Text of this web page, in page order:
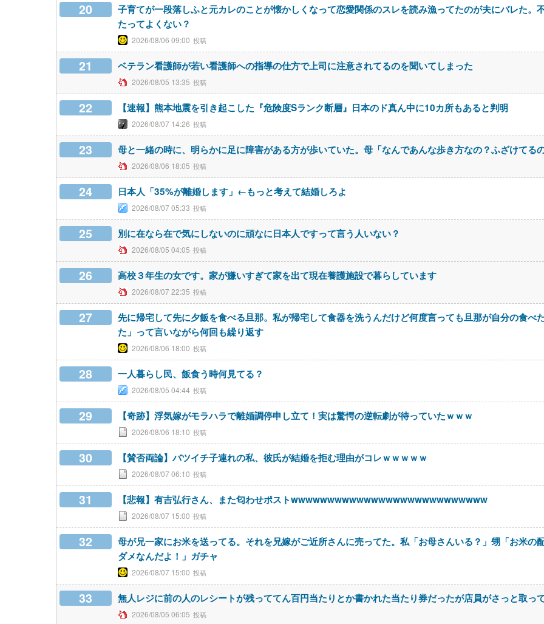
20
子育てが一段落しふと元カレのことが懐かしくなって恋愛関係のスレを読み漁ってたのが夫にバレた。
たってよくない？
2026/08/06 09:00
21 ベテラン看護師が若い看護師への指導の仕方で上司に注意されてるのを聞いてしまった
2026/08/05 13:35
22 【速報】熊本地震を引き起こした『危険度Sランク断層』日本のド真ん中に10カ所もあると判明
2026/08/07 14:26
23 母と一緒の時に、明らかに足に障害がある方が歩いていた。母「なんであんな歩き方なの？ふざけてる
2026/08/06 18:05
24 日本人「35%が離婚します」←もっと考えて結婚しろよ
2026/08/07 05:33
25 別に在なら在で気にしないのに頑なに日本人ですって言う人いない？
2026/08/05 04:05
26 高校３年生の女です。家が嫌いすぎて家を出て現在養護施設で暮らしています
2026/08/07 22:35
27
先に帰宅して先に夕飯を食べる旦那。私が帰宅して食器を洗うんだけど何度言っても旦那が自分の食べ
た」って言いながら何回も繰り返す
2026/08/06 18:00
28 一人暮らし民、飯食う時何見てる？
2026/08/05 04:44
29 【奇跡】浮気嫁がモラハラで離婚調停申し立て！実は驚愕の逆転劇が待っていたｗｗｗ
2026/08/06 18:10
30 【賛否両論】バツイチ子連れの私、彼氏が結婚を拒む理由がコレｗｗｗｗｗ
2026/08/07 06:10
31 【悲報】有吉弘行さん、また匂わせポストwwwwwwwwwwwwwwwwwwwwwwwwwww
2026/08/07 15:00
32
母が兄一家にお米を送ってる。それを兄嫁がご近所さんに売ってた。私「お母さんいる？」甥「お米の
ダメなんだよ！」ガチャ
2026/08/07 15:00
33 無人レジに前の人のレシートが残っててん百円当たりとか書かれた当たり券だったが店員がさっと取っ
2026/08/05 06:05